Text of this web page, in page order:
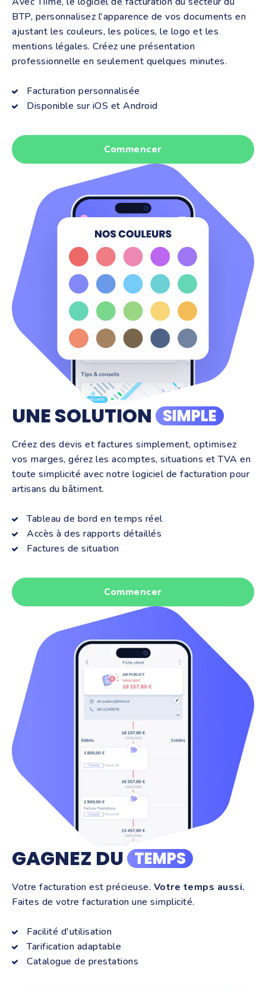
BTP, personnalisez l'apparence de vos documents en
ajustant les couleurs, les polices, le logo et les
mentions légales. Créez une présentation
professionnelle en seulement quelques minutes.
Facturation personnalisée
Disponible sur iOS et Android
Commencer
UNE SOLUTION SIMPLE
Créez des devis et factures simplement, optimisez
vos marges, gérez les acomptes, situations et TVA en
toute simplicité avec notre logiciel de facturation pour
artisans du bâtiment.
Tableau de bord en temps réel
Accès à des rapports détaillés
Factures de situation
Commencer
GAGNEZ DU TEMPS
Votre facturation est précieuse. Votre temps aussi.
Faites de votre facturation une simplicité.
Facilité d'utilisation
Tarification adaptable
Catalogue de prestations